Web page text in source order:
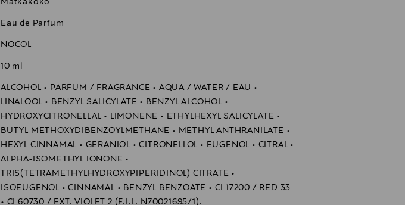
Matkakoko
Eau de Parfum
NOCOL
10 ml
ALCOHOL • PARFUM / FRAGRANCE • AQUA / WATER / EAU •
LINALOOL • BENZYL SALICYLATE • BENZYL ALCOHOL •
HYDROXYCITRONELLAL • LIMONENE • ETHYLHEXYL SALICYLATE •
BUTYL METHOXYDIBENZOYLMETHANE • METHYL ANTHRANILATE •
HEXYL CINNAMAL • GERANIOL • CITRONELLOL • EUGENOL • CITRAL •
ALPHA-ISOMETHYL IONONE •
TRIS(TETRAMETHYLHYDROXYPIPERIDINOL) CITRATE •
ISOEUGENOL • CINNAMAL • BENZYL BENZOATE • CI 17200 / RED 33
• CI 60730 / EXT. VIOLET 2 (F.I.L. N70021695/1).